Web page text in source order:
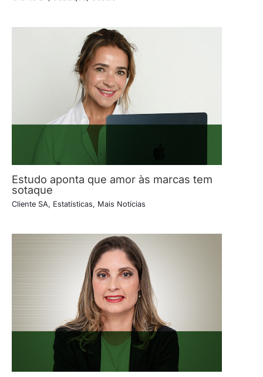
Estudo aponta que amor às marcas tem
sotaque
Cliente SA, Estatísticas, Mais Notícias